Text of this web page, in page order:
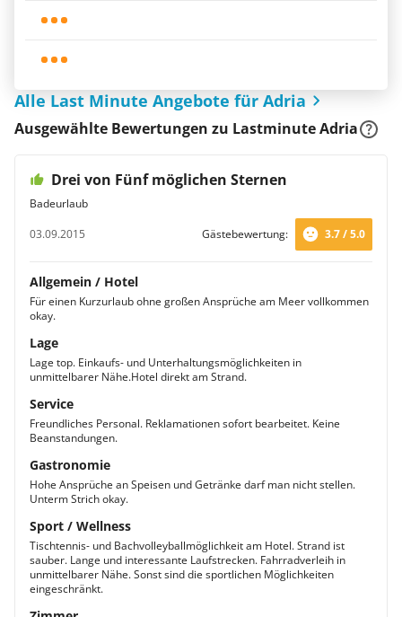
Alle Last Minute Angebote für Adria
Ausgewählte Bewertungen zu Lastminute Adria
Drei von Fünf möglichen Sternen
Badeurlaub
03.09.2015
Gästebewertung: 3.7 / 5.0
Allgemein / Hotel
Für einen Kurzurlaub ohne großen Ansprüche am Meer vollkommen
okay.
Lage
Lage top. Einkaufs- und Unterhaltungsmöglichkeiten in
unmittelbarer Nähe.Hotel direkt am Strand.
Service
Freundliches Personal. Reklamationen sofort bearbeitet. Keine
Beanstandungen.
Gastronomie
Hohe Ansprüche an Speisen und Getränke darf man nicht stellen.
Unterm Strich okay.
Sport / Wellness
Tischtennis- und Bachvolleyballmöglichkeit am Hotel. Strand ist
sauber. Lange und interessante Laufstrecken. Fahrradverleih in
unmittelbarer Nähe. Sonst sind die sportlichen Möglichkeiten
eingeschränkt.